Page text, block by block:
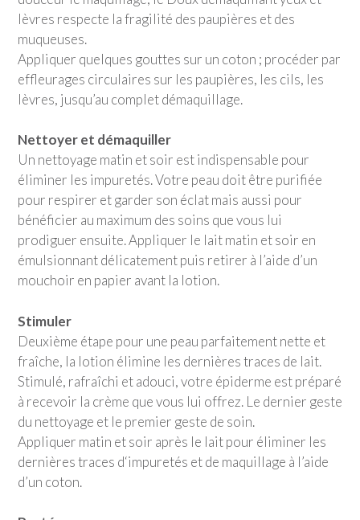
lèvres respecte la fragilité des paupières et des
muqueuses.
Appliquer quelques gouttes sur un coton ; procéder par
effleurages circulaires sur les paupières, les cils, les
lèvres, jusqu’au complet démaquillage.
Nettoyer et démaquiller
Un nettoyage matin et soir est indispensable pour
éliminer les impuretés. Votre peau doit être purifiée
pour respirer et garder son éclat mais aussi pour
bénéficier au maximum des soins que vous lui
prodiguer ensuite. Appliquer le lait matin et soir en
émulsionnant délicatement puis retirer à l’aide d’un
mouchoir en papier avant la lotion.
Stimuler
Deuxième étape pour une peau parfaitement nette et
fraîche, la lotion élimine les dernières traces de lait.
Stimulé, rafraîchi et adouci, votre épiderme est préparé
à recevoir la crème que vous lui offrez. Le dernier geste
du nettoyage et le premier geste de soin.
Appliquer matin et soir après le lait pour éliminer les
dernières traces d‘impuretés et de maquillage à l’aide
d’un coton.